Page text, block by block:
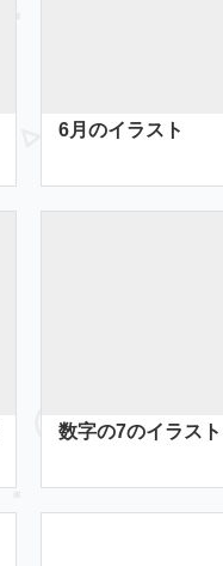
6月のイラスト
数字の7のイラスト